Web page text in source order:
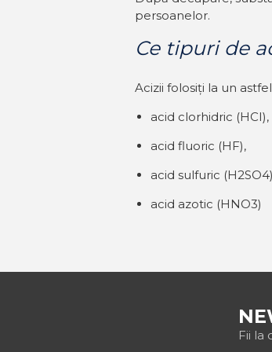
persoanelor.
Ce tipuri de
Acizii folosiți la un
acid clorhidric (HCI),
acid fluoric (HF),
acid sulfuric
acid azotic (HNO3)
Fii la